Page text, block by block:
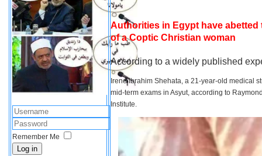
Remember Me
Log in
Authorities in Egypt have
of a Coptic Christian woman
According to a widely published
Irene Ibrahim Shehata, a 21-year-old medical
mid-term exams in Asyut, according to
Institute.